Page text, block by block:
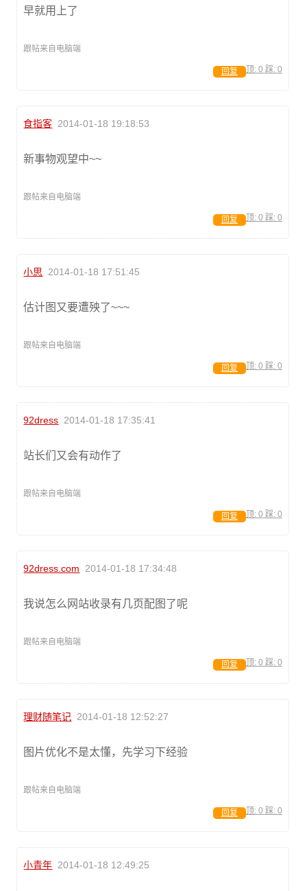
早就用上了
跟帖来自电脑端
顶: 0 踩: 0
回复
食指客 2014-01-18 19:18:53
新事物观望中~~
跟帖来自电脑端
顶: 0 踩: 0
回复
小思 2014-01-18 17:51:45
估计图又要遭殃了~~~
跟帖来自电脑端
顶: 0 踩: 0
回复
92dress 2014-01-18 17:35:41
站长们又会有动作了
跟帖来自电脑端
顶: 0 踩: 0
回复
92dress.com 2014-01-18 17:34:48
我说怎么网站收录有几页配图了呢
跟帖来自电脑端
顶: 0 踩: 0
回复
理财随笔记 2014-01-18 12:52:27
图片优化不是太懂，先学习下经验
跟帖来自电脑端
顶: 0 踩: 0
回复
小青年 2014-01-18 12:49:25